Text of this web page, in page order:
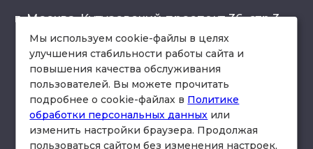
г. Москва, Кутузовский проспект 36, стр.3 ,
офис 301
схема проезда
Мы используем cookie-файлы в целях
улучшения стабильности работы сайта и
повышения качества обслуживания
пользователей. Вы можете прочитать
подробнее о cookie-файлах в Политике
обработки персональных данных или
изменить настройки браузера. Продолжая
пользоваться сайтом без изменения настроек,